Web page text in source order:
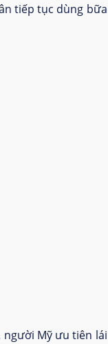
tiếp tục dùng bữa
người Mỹ ưu tiên lái